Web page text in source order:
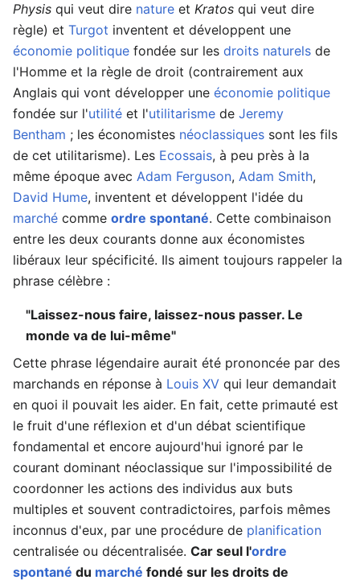
Physis qui veut dire nature et Kratos qui veut dire
règle) et Turgot inventent et développent une
économie politique fondée sur les droits naturels de
l'Homme et la règle de droit (contrairement aux
Anglais qui vont développer une économie politique
fondée sur l'utilité et l'utilitarisme de Jeremy
Bentham ; les économistes néoclassiques sont les fils
de cet utilitarisme). Les Ecossais, à peu près à la
même époque avec Adam Ferguson, Adam Smith,
David Hume, inventent et développent l'idée du
marché comme ordre spontané. Cette combinaison
entre les deux courants donne aux économistes
libéraux leur spécificité. Ils aiment toujours rappeler la
phrase célèbre :
"Laissez-nous faire, laissez-nous passer. Le
monde va de lui-même"
Cette phrase légendaire aurait été prononcée par des
marchands en réponse à Louis XV qui leur demandait
en quoi il pouvait les aider. En fait, cette primauté est
le fruit d'une réflexion et d'un débat scientifique
fondamental et encore aujourd'hui ignoré par le
courant dominant néoclassique sur l'impossibilité de
coordonner les actions des individus aux buts
multiples et souvent contradictoires, parfois mêmes
inconnus d'eux, par une procédure de planification
centralisée ou décentralisée. Car seul l'ordre
spontané du marché fondé sur les droits de